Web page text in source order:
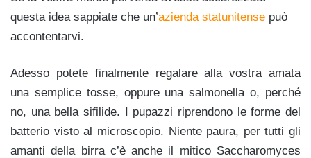
questa idea sappiate che un’azienda statunitense può
accontentarvi.
Adesso potete finalmente regalare alla vostra amata
una semplice tosse, oppure una salmonella o, perché
no, una bella sifilide. I pupazzi riprendono le forme del
batterio visto al microscopio. Niente paura, per tutti gli
amanti della birra c’è anche il mitico Saccharomyces